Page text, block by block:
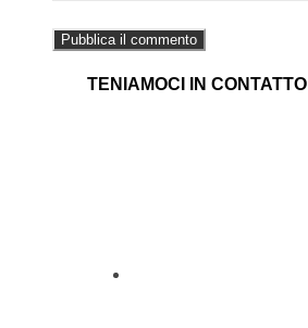
TENIAMOCI IN CONTATTO